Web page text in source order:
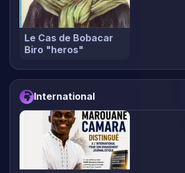
International
Prix RSF 2026 : le
Guinéen Habib
Marouane…